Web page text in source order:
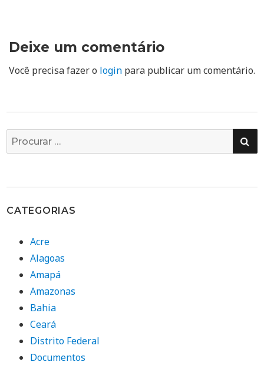
Deixe um comentário
Você precisa fazer o login para publicar um comentário.
Busca
por:
CATEGORIAS
Acre
Alagoas
Amapá
Amazonas
Bahia
Ceará
Distrito Federal
Documentos